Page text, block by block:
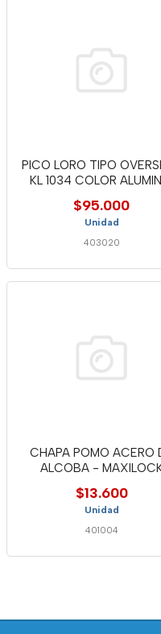
PICO LORO TIPO
KL 1034 COLOR
$95.000
Unidad
403020
CHAPA POMO ACERO
ALCOBA -
$13.600
Unidad
401004